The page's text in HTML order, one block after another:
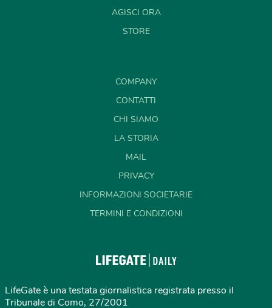
AGISCI ORA
STORE
COMPANY
CONTATTI
CHI SIAMO
LA STORIA
MAIL
PRIVACY
INFORMAZIONI SOCIETARIE
TERMINI E CONDIZIONI
LifeGate è una testata giornalistica registrata presso il
Tribunale di Como, 27/2001